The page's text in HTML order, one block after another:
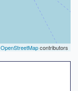
OpenStreetMapcontributors